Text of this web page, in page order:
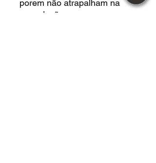
porem não atrapalham na
reprodução.